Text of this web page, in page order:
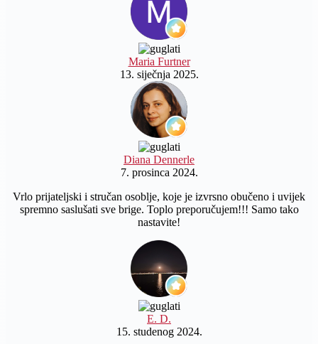
Maria Furtner
13. siječnja 2025.
Diana Dennerle
7. prosinca 2024.
Vrlo prijateljski i stručan osoblje, koje je izvrsno obučeno i uvijek
spremno saslušati sve brige. Toplo preporučujem!!! Samo tako
nastavite!
E. D.
15. studenog 2024.